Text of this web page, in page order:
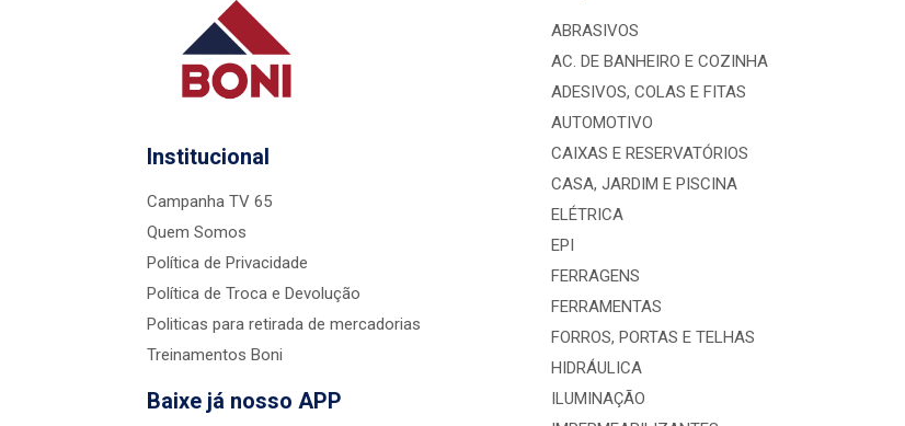
Institucional
Campanha TV 65
Quem Somos
Política de Privacidade
Política de Troca e Devolução
Politicas para retirada de mercadorias
Treinamentos Boni
Baixe já nosso APP
ABRASIVOS
AC. DE BANHEIRO E COZINHA
ADESIVOS, COLAS E FITAS
AUTOMOTIVO
CAIXAS E RESERVATÓRIOS
CASA, JARDIM E PISCINA
ELÉTRICA
EPI
FERRAGENS
FERRAMENTAS
FORROS, PORTAS E TELHAS
HIDRÁULICA
ILUMINAÇÃO